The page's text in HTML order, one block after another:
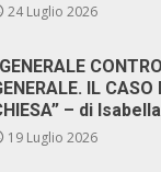
24 Luglio 2026
CONTRO
IL
– di
19 Luglio 2026